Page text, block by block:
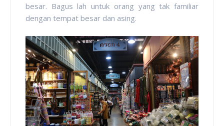
besar. Bagus lah untuk orang yang tak familiar
dengan tempat besar dan asing.